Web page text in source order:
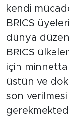
kendi
BRICS
dünya
BRICS
için
üstün ve
son verilmesi